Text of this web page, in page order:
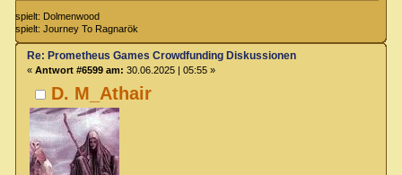
spielt: Dolmenwood
spielt: Journey To Ragnarök
D. M_Athair
Re: Prometheus Games Crowdfunding Diskussionen
« Antwort #6599 am: 30.06.2025 | 05:55 »